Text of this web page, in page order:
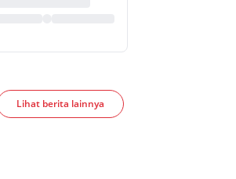
Lihat berita lainnya